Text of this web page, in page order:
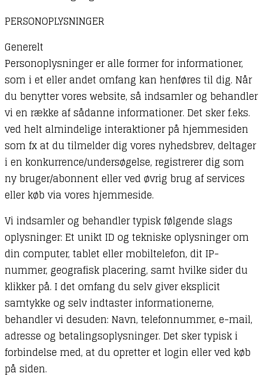
PERSONOPLYSNINGER
Generelt
Personoplysninger er alle former for informationer,
som i et eller andet omfang kan henføres til dig. Når
du benytter vores website, så indsamler og behandler
vi en række af sådanne informationer. Det sker f.eks.
ved helt almindelige interaktioner på hjemmesiden
som fx at du tilmelder dig vores nyhedsbrev, deltager
i en konkurrence/undersøgelse, registrerer dig som
ny bruger/abonnent eller ved øvrig brug af services
eller køb via vores hjemmeside.
Vi indsamler og behandler typisk følgende slags
oplysninger: Et unikt ID og tekniske oplysninger om
din computer, tablet eller mobiltelefon, dit IP-
nummer, geografisk placering, samt hvilke sider du
klikker på. I det omfang du selv giver eksplicit
samtykke og selv indtaster informationerne,
behandler vi desuden: Navn, telefonnummer, e-mail,
adresse og betalingsoplysninger. Det sker typisk i
forbindelse med, at du opretter et login eller ved køb
på siden.